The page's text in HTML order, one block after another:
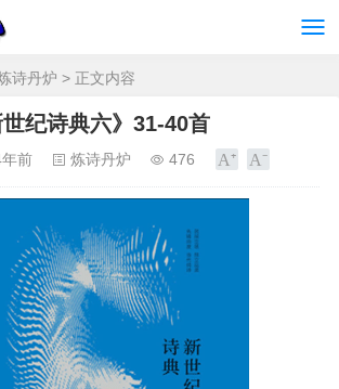
诗丹炉 > 正文内容
纪诗典六》31-40首
前 炼诗丹炉 476